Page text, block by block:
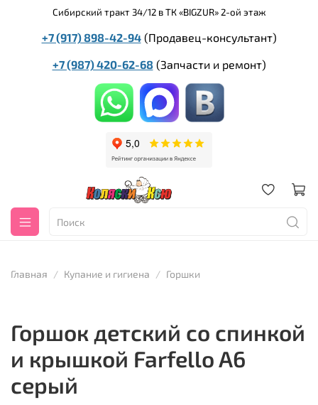
Сибирский тракт 34/12 в ТК «BIGZUR» 2-ой этаж
+7 (917) 898-42-94(Продавец-консультант)
+7 (987) 420-62-68 (Запчасти и ремонт)
Главная Купание и гигиена Горшки
Горшок детский со спинкой
и крышкой Farfello A6
серый